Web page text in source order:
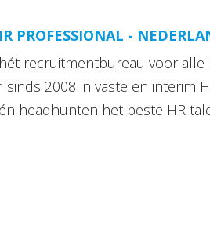
PROFESSIONAL -
recruitmentbureau voor alle
sinds 2008 in vaste en interim
headhunten het beste HR